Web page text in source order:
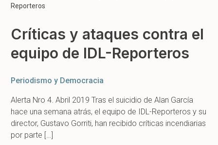
Reporteros
Críticas y ataques contra el
equipo de IDL-Reporteros
Periodismo y Democracia
Alerta Nro 4. Abril 2019 Tras el suicidio de Alan García
hace una semana atrás, el equipo de IDL-Reporteros y su
director, Gustavo Gorriti, han recibido críticas incendiarias
por parte […]